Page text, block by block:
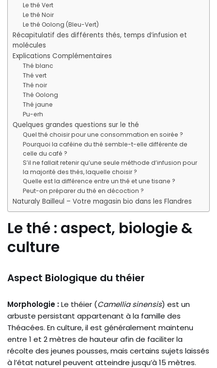
Le thé Vert
Le thé Noir
Le thé Oolong (Bleu-Vert)
Récapitulatif des différents thés, temps d’infusion et
molécules
Explications Complémentaires
Thé blanc
Thé vert
Thé noir
Thé Oolong
Thé jaune
Pu-erh
Quelques grandes questions sur le thé
Quel thé choisir pour une consommation en soirée ?
Pourquoi la caféine du thé semble-t-elle différente de
celle du café ?
S’il ne fallait retenir qu’une seule méthode d’infusion pour
la majorité des thés, laquelle choisir ?
Quelle est la différence entre un thé et une tisane ?
Peut-on préparer du thé en décoction ?
Naturaly Bailleul – Votre magasin bio dans les Flandres
Le thé : aspect, biologie &
culture
Aspect Biologique du théier
Morphologie :Le théier (Camellia sinensis) est un
arbuste persistant appartenant à la famille des
Théacées. En culture, il est généralement maintenu
entre 1 et 2 mètres de hauteur afin de faciliter la
récolte des jeunes pousses, mais certains sujets laissés
à l’état naturel peuvent atteindre jusqu’à 15 mètres.